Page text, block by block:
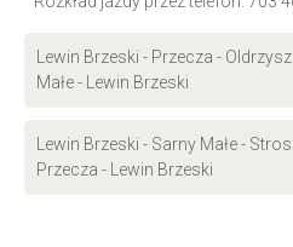
Lewin Brzeski - Przecza -
Małe - Lewin Brzeski
Lewin Brzeski - Sarny Małe -
Przecza - Lewin Brzeski